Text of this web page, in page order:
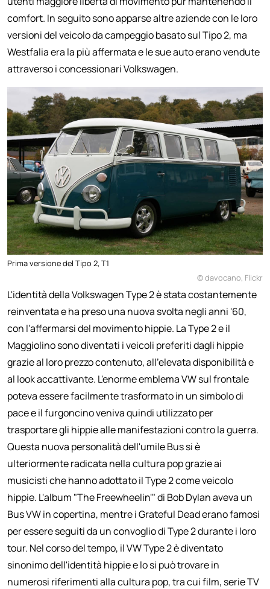
comfort. In seguito sono apparse altre aziende con le loro
versioni del veicolo da campeggio basato sul Tipo 2, ma
Westfalia era la più affermata e le sue auto erano vendute
attraverso i concessionari Volkswagen.
Prima versione del Tipo 2, T1
© davocano, Flickr
L'identità della Volkswagen Type 2 è stata costantemente
reinventata e ha preso una nuova svolta negli anni '60,
con l'affermarsi del movimento hippie. La Type 2 e il
Maggiolino sono diventati i veicoli preferiti dagli hippie
grazie al loro prezzo contenuto, all'elevata disponibilità e
al look accattivante. L'enorme emblema VW sul frontale
poteva essere facilmente trasformato in un simbolo di
pace e il furgoncino veniva quindi utilizzato per
trasportare gli hippie alle manifestazioni contro la guerra.
Questa nuova personalità dell'umile Bus si è
ulteriormente radicata nella cultura pop grazie ai
musicisti che hanno adottato il Type 2 come veicolo
hippie. L'album "The Freewheelin'" di Bob Dylan aveva un
Bus VW in copertina, mentre i Grateful Dead erano famosi
per essere seguiti da un convoglio di Type 2 durante i loro
tour. Nel corso del tempo, il VW Type 2 è diventato
sinonimo dell'identità hippie e lo si può trovare in
numerosi riferimenti alla cultura pop, tra cui film, serie TV